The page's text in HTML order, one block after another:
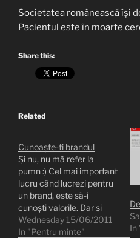
Societatea românească își
Pacientul este în moarte
Share this:
Related
Cunoaște-ți brandul
Și nu, nu mă refer la
pumn :) Cel mai important
lucru când lucrezi pentru
un brand, este să-i
cunoști valorile. Dar și
mai important este să îi
cunoști percepția în piață
Wednesday 15/06/2011
In "Pentru minte"
In